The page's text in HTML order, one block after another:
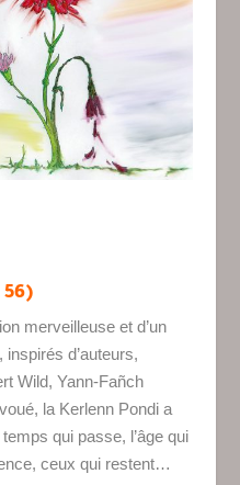
56)
merveilleuse et d’un
d’auteurs,
Wild, Yann-Fañch
la Kerlenn Pondi a
qui passe, l’âge qui
ceux qui restent…